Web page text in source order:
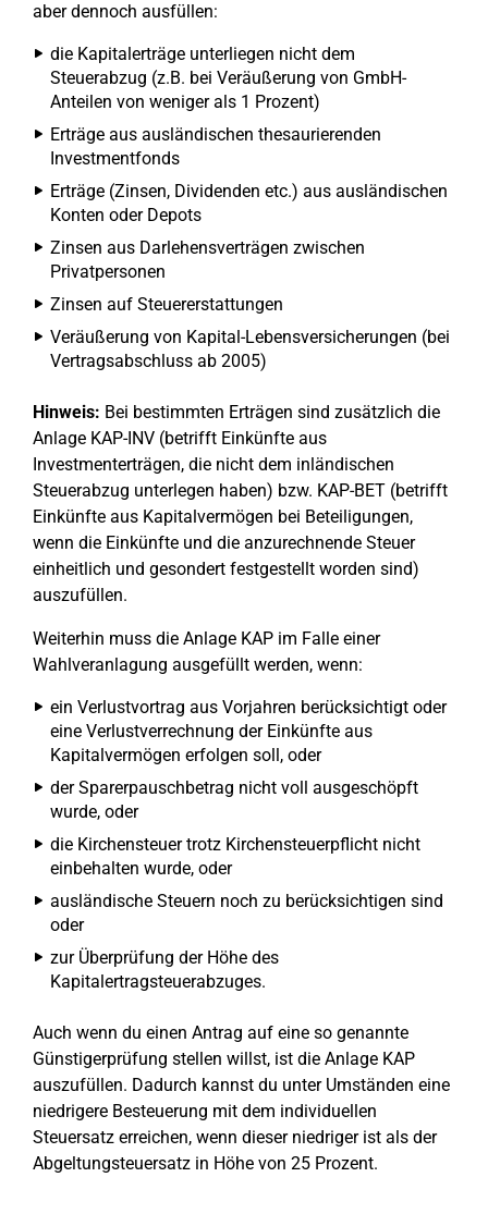
aber dennoch ausfüllen:
die Kapitalerträge unterliegen nicht dem
Steuerabzug (z.B. bei Veräußerung von GmbH-
Anteilen von weniger als 1 Prozent)
Erträge aus ausländischen thesaurierenden
Investmentfonds
Erträge (Zinsen, Dividenden etc.) aus ausländischen
Konten oder Depots
Zinsen aus Darlehensverträgen zwischen
Privatpersonen
Zinsen auf Steuererstattungen
Veräußerung von Kapital-Lebensversicherungen (bei
Vertragsabschluss ab 2005)
Hinweis: Bei bestimmten Erträgen sind zusätzlich die
Anlage KAP-INV (betrifft Einkünfte aus
Investmenterträgen, die nicht dem inländischen
Steuerabzug unterlegen haben) bzw. KAP-BET (betrifft
Einkünfte aus Kapitalvermögen bei Beteiligungen,
wenn die Einkünfte und die anzurechnende Steuer
einheitlich und gesondert festgestellt worden sind)
auszufüllen.
Weiterhin muss die Anlage KAP im Falle einer
Wahlveranlagung ausgefüllt werden, wenn:
ein Verlustvortrag aus Vorjahren berücksichtigt oder
eine Verlustverrechnung der Einkünfte aus
Kapitalvermögen erfolgen soll, oder
der Sparerpauschbetrag nicht voll ausgeschöpft
wurde, oder
die Kirchensteuer trotz Kirchensteuerpflicht nicht
einbehalten wurde, oder
ausländische Steuern noch zu berücksichtigen sind
oder
zur Überprüfung der Höhe des
Kapitalertragsteuerabzuges.
Auch wenn du einen Antrag auf eine so genannte
Günstigerprüfung stellen willst, ist die Anlage KAP
auszufüllen. Dadurch kannst du unter Umständen eine
niedrigere Besteuerung mit dem individuellen
Steuersatz erreichen, wenn dieser niedriger ist als der
Abgeltungsteuersatz in Höhe von 25 Prozent.